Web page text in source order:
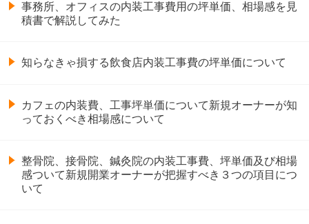
事務所、オフィスの内装工事費用の坪単価、相場感を見
積書で解説してみた
知らなきゃ損する飲食店内装工事費の坪単価について
カフェの内装費、工事坪単価について新規オーナーが知
っておくべき相場感について
整骨院、接骨院、鍼灸院の内装工事費、坪単価及び相場
感ついて新規開業オーナーが把握すべき３つの項目につ
いて